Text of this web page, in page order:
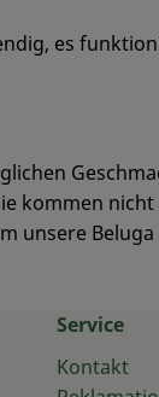
es
kommen
unsere
Service
Kontakt